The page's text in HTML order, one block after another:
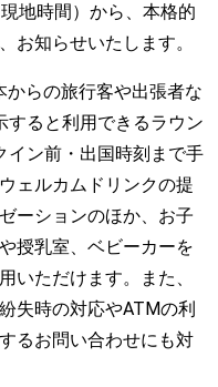
地時間）から、本格的
お知らせいたします。
らの旅行客や出張者な
すると利用できるラウン
イン前・出国時刻まで手
ェルカムドリンクの提
ーションのほか、お子
授乳室、ベビーカーを
いただけます。また、
失時の対応やATMの利
るお問い合わせにも対